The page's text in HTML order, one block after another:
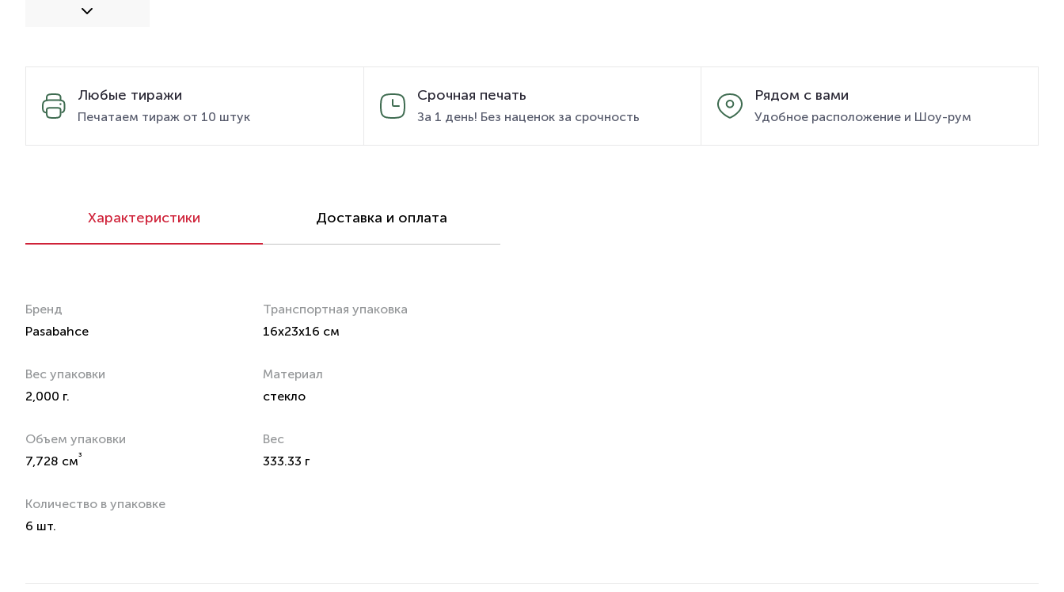
Любые тиражи
Печатаем тираж от 10 штук
Срочная печать
За 1 день! Без наценок за срочность
Рядом с вами
Удобное расположение и Шоу-рум
Характеристики Доставка и оплата
Бренд
Pasabahce
Транспортная упаковка
16x23x16 см
Вес упаковки
2,000 г.
Материал
стекло
Объем упаковки
7,728 см³
Вес
333.33 г
Количество в упаковке
6 шт.